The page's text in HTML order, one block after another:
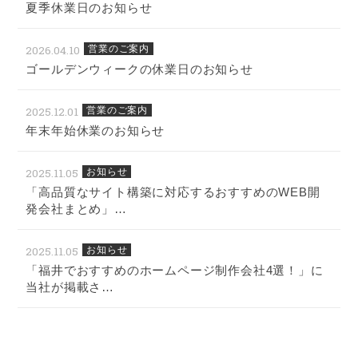
夏季休業日のお知らせ
2026.04.10 営業のご案内
ゴールデンウィークの休業日のお知らせ
2025.12.01 営業のご案内
年末年始休業のお知らせ
2025.11.05 お知らせ
「高品質なサイト構築に対応するおすすめのWEB開
発会社まとめ」…
2025.11.05 お知らせ
「福井でおすすめのホームページ制作会社4選！」に
当社が掲載さ…